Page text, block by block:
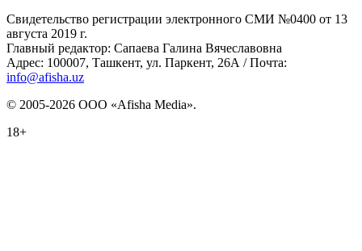
Свидетельство регистрации электронного СМИ №0400 от 13
августа 2019 г.
Главный редактор: Сапаева Галина Вячеславовна
Адрес: 100007, Ташкент, ул. Паркент, 26А / Почта:
info@afisha.uz
© 2005-2026 ООО «Afisha Media».
18+